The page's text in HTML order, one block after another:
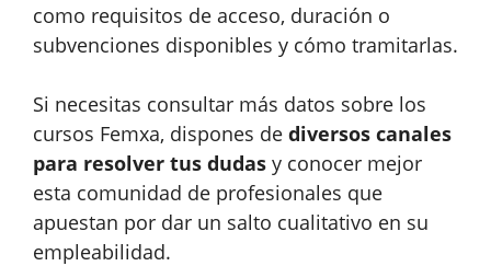
como requisitos de acceso, duración o
subvenciones disponibles y cómo tramitarlas.
Si necesitas consultar más datos sobre los
cursos Femxa, dispones de diversos canales
para resolver tus dudas y conocer mejor
esta comunidad de profesionales que
apuestan por dar un salto cualitativo en su
empleabilidad.